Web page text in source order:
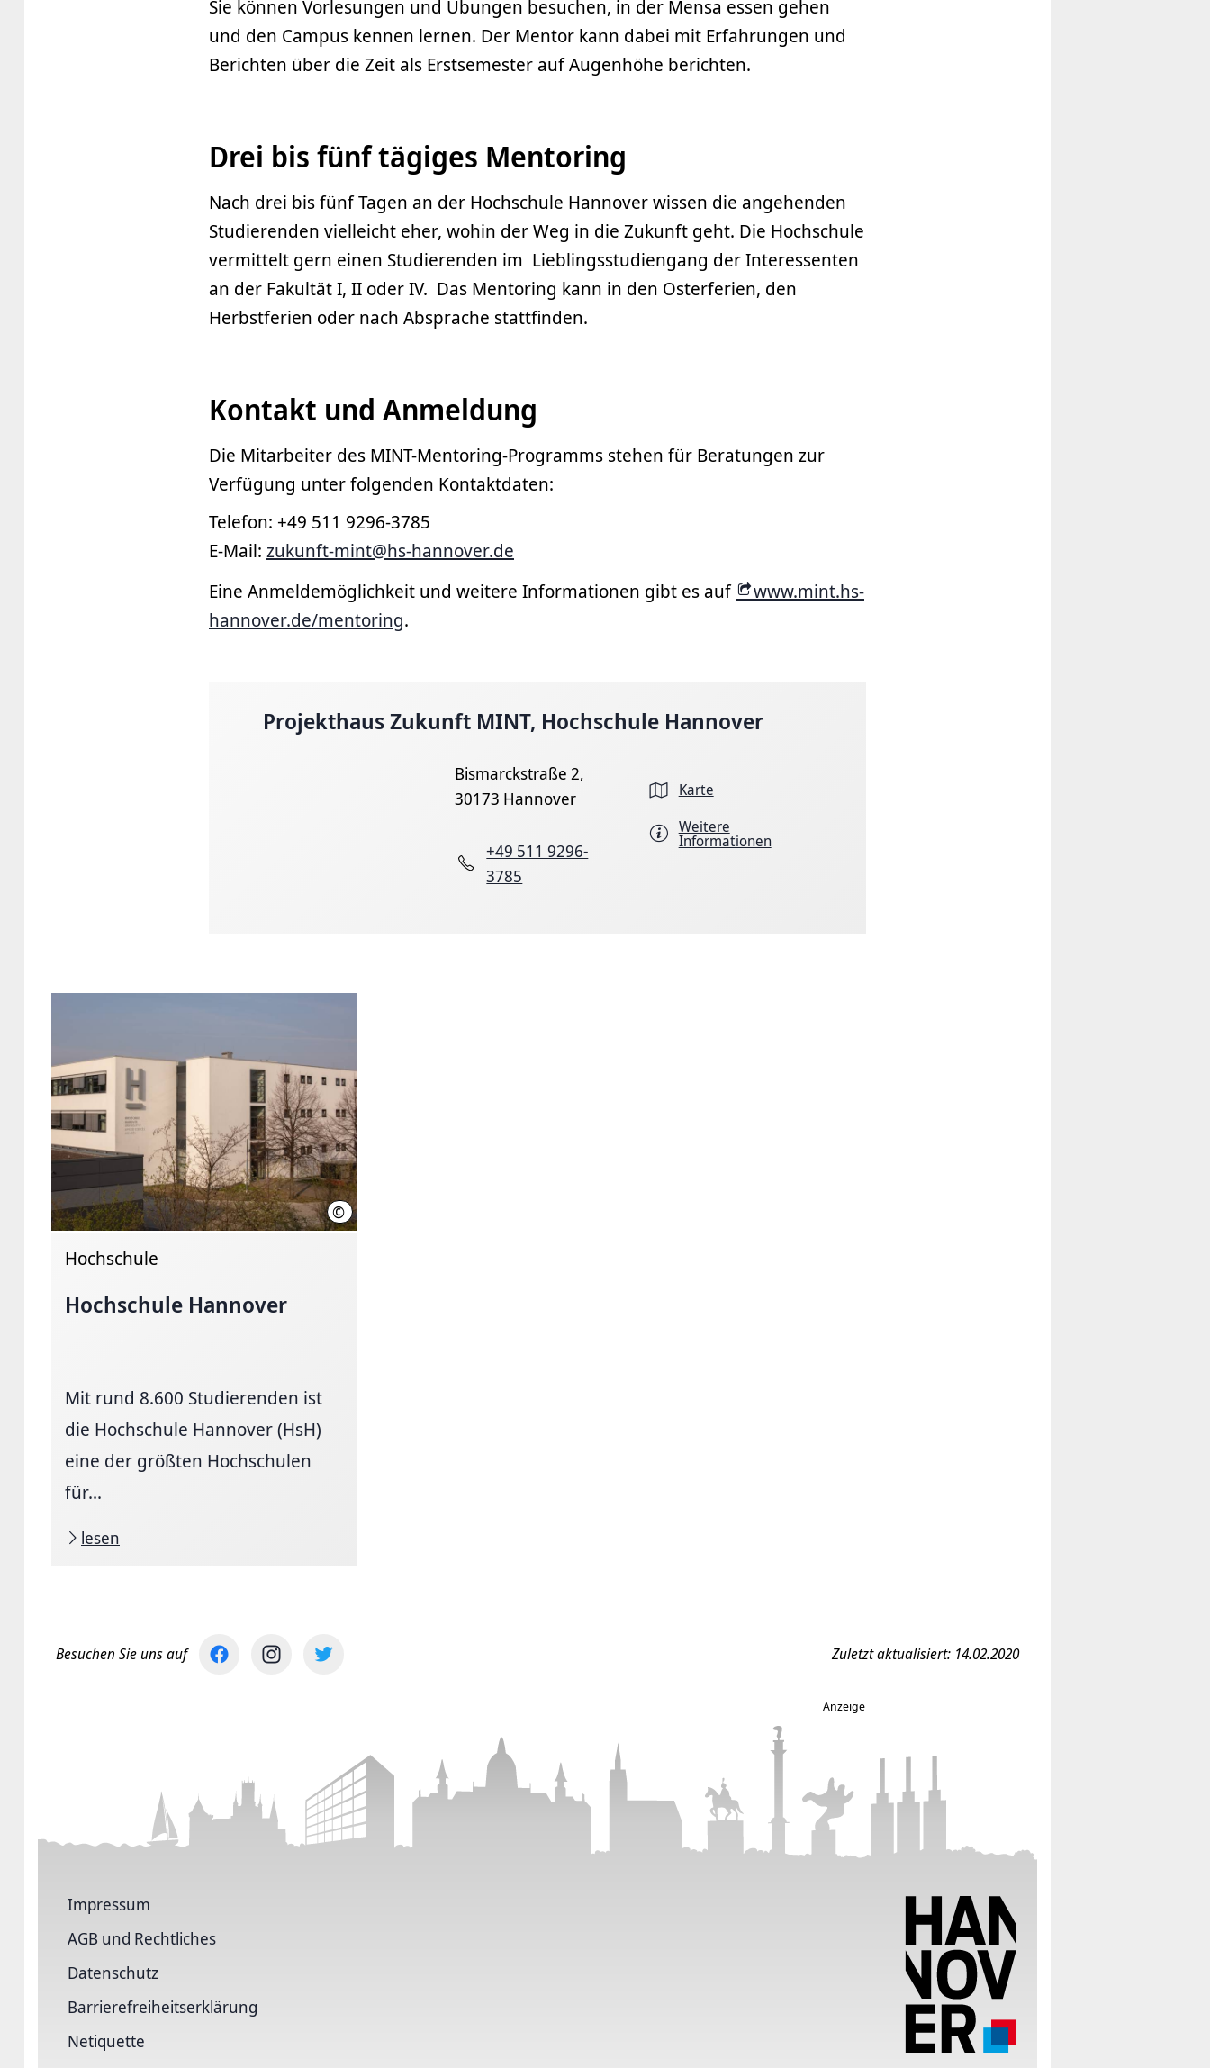
Sie können Vorlesungen und Übungen besuchen, in der Mensa essen gehen
und den Campus kennen lernen. Der Mentor kann dabei mit Erfahrungen und
Berichten über die Zeit als Erstsemester auf Augenhöhe berichten.
Drei bis fünf tägiges Mentoring
Nach drei bis fünf Tagen an der Hochschule Hannover wissen die angehenden
Studierenden vielleicht eher, wohin der Weg in die Zukunft geht. Die Hochschule
vermittelt gern einen Studierenden im Lieblingsstudiengang der Interessenten
an der Fakultät I, II oder IV. Das Mentoring kann in den Osterferien, den
Herbstferien oder nach Absprache stattfinden.
Kontakt und Anmeldung
Die Mitarbeiter des MINT-Mentoring-Programms stehen für Beratungen zur
Verfügung unter folgenden Kontaktdaten:
Telefon: +49 511 9296-3785
E-Mail: zukunft-mint@hs-hannover.de
Eine Anmeldemöglichkeit und weitere Informationen gibt es auf
www.mint.hs-
hannover.de/mentoring.
Projekthaus Zukunft MINT, Hochschule Hannover
Bismarckstraße 2,
30173 Hannover
+49 511 9296-
3785
Karte
Weitere
Informationen
© Lam Nguyen
Hochschule
Hochschule Hannover
Mit rund 8.600 Studierenden ist
die Hochschule Hannover (HsH)
eine der größten Hochschulen
für...
lesen
Besuchen Sie uns auf Zuletzt aktualisiert: 14.02.2020
Anzeige
Impressum
AGB und Rechtliches
Datenschutz
Barriere­freiheits­erklärung
Netiquette